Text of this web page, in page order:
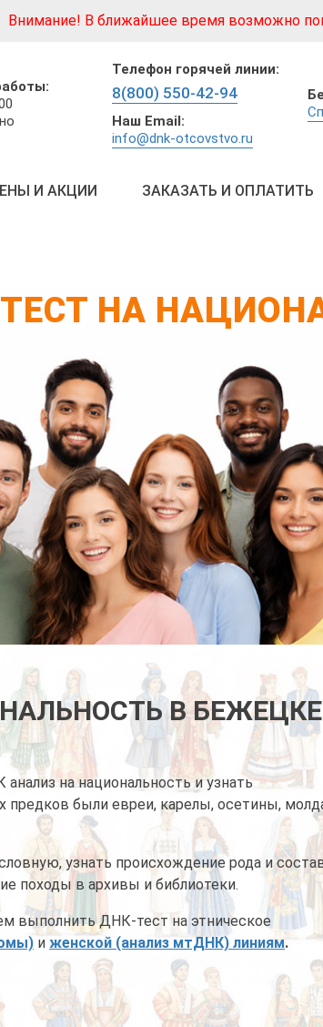
Внимание! В ближайшее время возможно
Телефон горячей линии:
8(800) 550-42-94
Наш Email:
info@dnk-otcovstvo.ru
И АКЦИИ ЗАКАЗАТЬ И ОПЛАТИТЬ
НА
В БЕЖЕЦКЕ
на национальность и узнать
предков были евреи, карелы, осетины,
узнать происхождение рода и
походы в архивы и библиотеки.
выполнить ДНК-тест на этническое
и женской (анализ мтДНК) линиям.